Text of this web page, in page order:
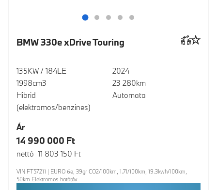
BMW 330e xDrive Touring
135KW / 184LE
1998cm3
Hibrid
(elektromos/benzines)
2024
23 280km
Automata
Ár
14 990 000 Ft
nettó 11 803 150 Ft
VIN FT57211 | EURO 6e, 39gr CO2/100km, 1.7l/100km, 19.3kwh/100km,
50km Elektromos hatótáv